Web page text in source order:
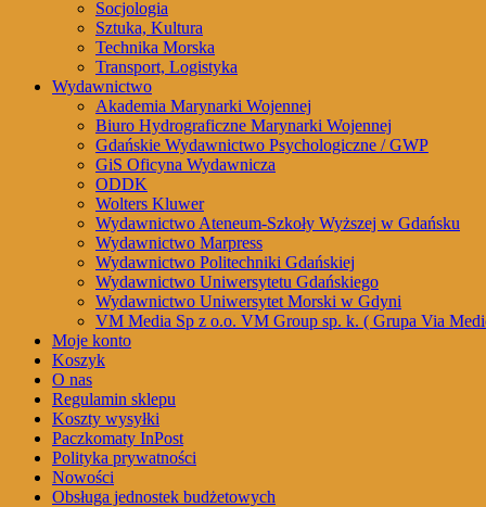
Socjologia
Sztuka, Kultura
Technika Morska
Transport, Logistyka
Wydawnictwo
Akademia Marynarki Wojennej
Biuro Hydrograficzne Marynarki Wojennej
Gdańskie Wydawnictwo Psychologiczne / GWP
GiS Oficyna Wydawnicza
ODDK
Wolters Kluwer
Wydawnictwo Ateneum-Szkoły Wyższej w Gdańsku
Wydawnictwo Marpress
Wydawnictwo Politechniki Gdańskiej
Wydawnictwo Uniwersytetu Gdańskiego
Wydawnictwo Uniwersytet Morski w Gdyni
VM Media Sp z o.o. VM Group sp. k. ( Grupa Via
Moje konto
Koszyk
O nas
Regulamin sklepu
Koszty wysyłki
Paczkomaty InPost
Polityka prywatności
Nowości
Obsługa jednostek budżetowych